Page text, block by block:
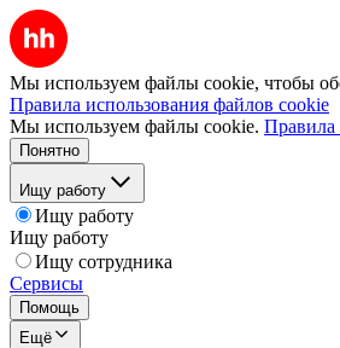
Мы используем файлы cookie, чтобы
Правила использования файлов cookie
Мы используем файлы cookie. Правила
Понятно
Ищу работу
Ищу работу
Ищу работу
Ищу сотрудника
Сервисы
Помощь
Ещё